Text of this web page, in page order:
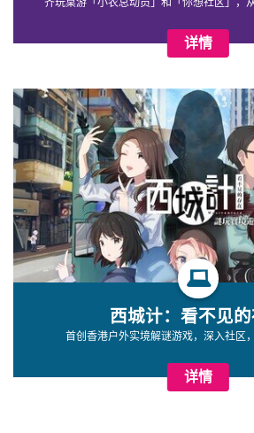
齐玩桌游「小农总动员」和「你想社区」，
详情
西城计：看不见
首创香港户外实境解谜游戏，深入社区
详情